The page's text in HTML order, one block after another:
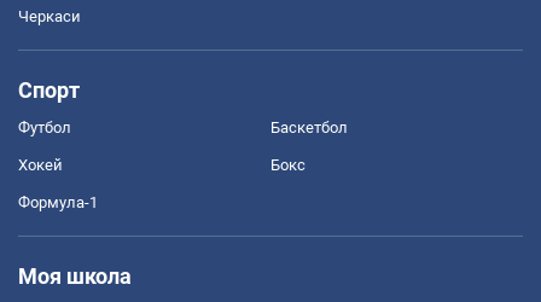
Черкаси
Спорт
Футбол Баскетбол
Хокей Бокс
Формула-1
Моя школа